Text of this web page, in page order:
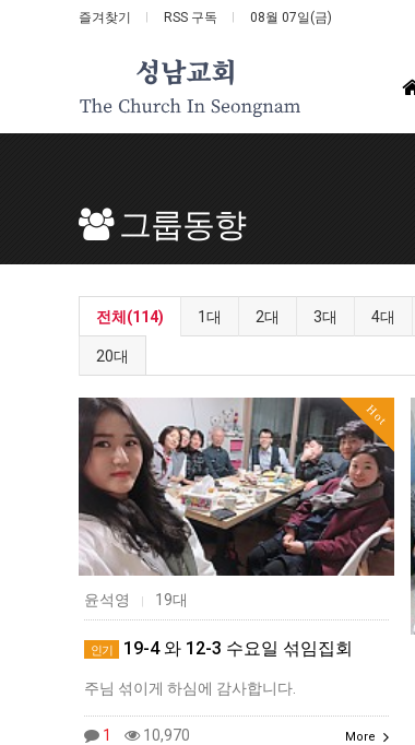
즐겨찾기 RSS 구독 08월 07일(금)
그룹동향
전체(114) 1대 2대 3대 4대
20대
Hot
윤석영 | 19대
인기 19-4 와 12-3 수요일 섞임집회
주님 섞이게 하심에 감사합니다.
1 10,970 More